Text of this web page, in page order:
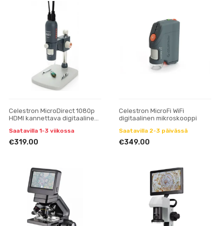
Celestron MicroDirect 1080p
HDMI kannettava digitaalinen
Saatavilla 1-3 viikossa
€319.00
Celestron MicroFi WiFi
digitaalinen mikroskooppi
Saatavilla 2-3 päivässä
€349.00